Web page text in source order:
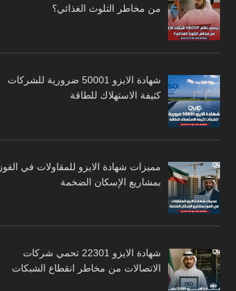
من مخاطر التلوث الغذائي؟
شهادة الايزو 50001 ضرورية للشركات
كثيفة الاستهلاك للطاقة
مميزات شهادة الايزو للمقاولات في الفوز
بمشاريع الإسكان الضخمة
شهادة الايزو 22301 تحمي شركات
الاتصالات من مخاطر انقطاع الشبكات